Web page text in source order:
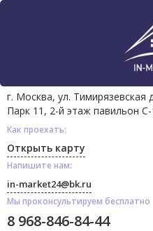
г. Москва, ул. Тимирязевская
Парк 11, 2-й этаж павильон С-
Как проехать:
Открыть карту
Напишите нам:
in-market24@bk.ru
Мы проконсультируем бесплатно
8 968-846-84-44